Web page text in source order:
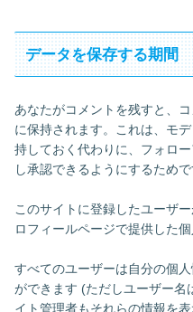
データを保存する期間
あなたがコメントを残すと、
に保持されます。これは、モ
持しておく代わりに、フォロ
し承認できるようにするためで
このサイトに登録したユーザ
ロフィールページで提供した個
すべてのユーザーは自分の個
ができます (ただしユーザー名
イト管理者もそれらの情報を表